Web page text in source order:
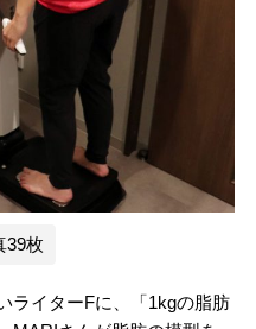
39枚
ライターFに、「1kgの脂肪